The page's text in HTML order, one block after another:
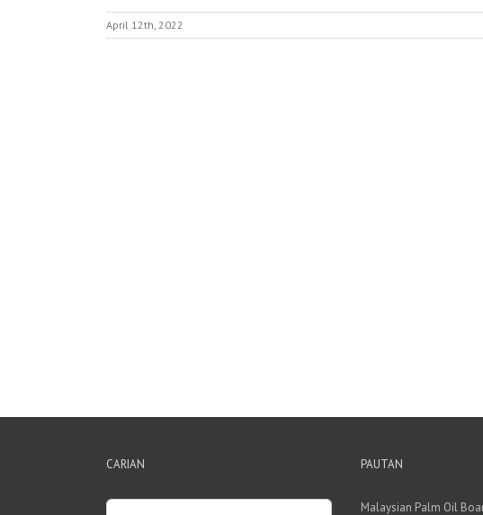
April 12th, 2022
CARIAN
Search
PAUTAN
Malaysian Palm Oil